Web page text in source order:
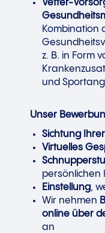
Vetter-
Kombination
z. B. in Form
und
Unser
Sichtung
Virtuelles
persönlichen
Einstellung,
Wir nehmen
online über
an